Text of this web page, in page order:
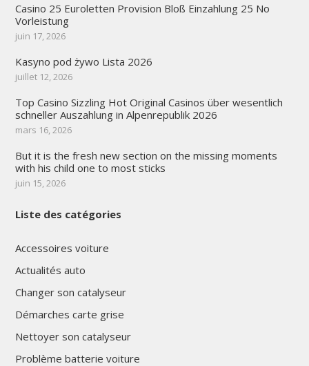
Casino 25 Euroletten Provision Bloß Einzahlung 25 No
Vorleistung
juin 17, 2026
Kasyno pod żywo Lista 2026
juillet 12, 2026
Top Casino Sizzling Hot Original Casinos über wesentlich
schneller Auszahlung in Alpenrepublik 2026
mars 16, 2026
But it is the fresh new section on the missing moments
with his child one to most sticks
juin 15, 2026
Liste des catégories
Accessoires voiture
Actualités auto
Changer son catalyseur
Démarches carte grise
Nettoyer son catalyseur
Problème batterie voiture